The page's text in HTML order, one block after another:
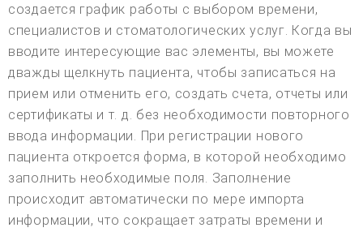
создается график работы с выбором времени,
специалистов и стоматологических услуг. Когда вы
вводите интересующие вас элементы, вы можете
дважды щелкнуть пациента, чтобы записаться на
прием или отменить его, создать счета, отчеты или
сертификаты и т. д. без необходимости повторного
ввода информации. При регистрации нового
пациента откроется форма, в которой необходимо
заполнить необходимые поля. Заполнение
происходит автоматически по мере импорта
информации, что сокращает затраты времени и